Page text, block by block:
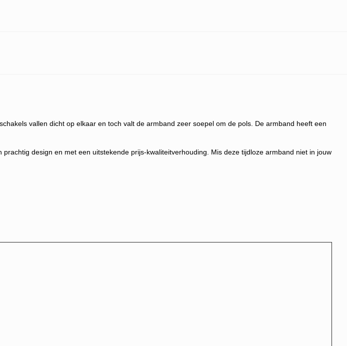
vallen dicht op elkaar en toch valt de armband zeer soepel om de pols. De armband heeft een
design en met een uitstekende prijs-kwaliteitverhouding. Mis deze tijdloze armband niet in jouw